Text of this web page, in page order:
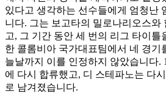
있다고 생각하는 선수들에게 엄청난
니다. 그는 보고타의 밀로나리오스와
고, 그 기간 동안 세 번의 리그 타이틀
한 콜롬비아 국가대표팀에서 네 경기
늘날까지 이를 인정하지 않았습니다.
에 다시 합류했고, 디 스테파노는 다
로 남겨졌습니다.